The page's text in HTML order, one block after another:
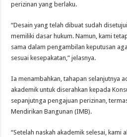
perizinan yang berlaku.
“Desain yang telah dibuat sudah
memiliki dasar hukum. Namun, kami
sama dalam pengambilan keputusan
sesuai kesepakatan,” jelasnya.
Ia menambahkan, tahapan selanjutnya
akademik untuk diserahkan kepada
sepanjutnga pengajuan perizinan,
Mendirikan Bangunan (IMB).
“Setelah naskah akademik selesai, kami